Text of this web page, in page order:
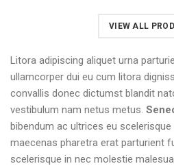
VIEW ALL
Litora adipiscing aliquet urna
ullamcorper dui eu cum litora
convallis donec dictumst blandit
vestibulum nam netus metus.
bibendum ac ultrices eu
maecenas pharetra erat parturient
scelerisque in nec molestie